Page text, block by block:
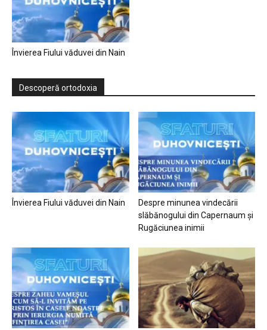
Învierea Fiului văduvei din Nain
Descoperă ortodoxia
Învierea Fiului văduvei din Nain
Despre minunea vindecării
slăbănogului din Capernaum și
Rugăciunea inimii